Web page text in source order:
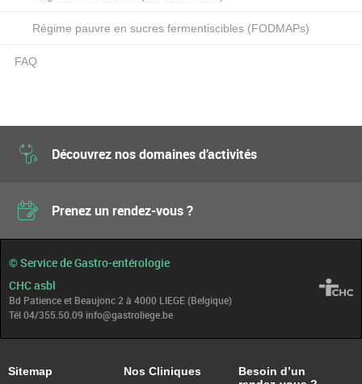
Régime pauvre en sucres fermentiscibles (FODMAPs)
FAQ
Découvrez nos domaines d’activités
Prenez un rendez-vous ?
© Service de Gastro-entérologie
CHC asbl
Bd Patience et Beaujonc 2 à 4000 LIEGE (Belgique)
Tél 04/355.50.09 info@gastroliege.be
Sitemap Nos Cliniques
Besoin d’un